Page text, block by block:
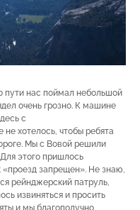
нас поймал небольшой
очень грозно. К машине
с
хотелось, чтобы ребята
Мы с Вовой решили
этого пришлось
запрещен». Не знаю,
рейнджерский патруль,
извиняться и просить